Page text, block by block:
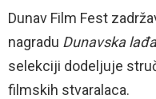
Dunav Film Fest
nagradu Dunavska lađa
selekciji dodeljuje
filmskih stvaralaca.